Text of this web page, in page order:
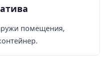
помещения,